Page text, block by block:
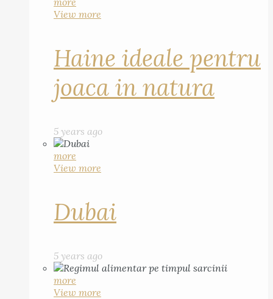
View more
Haine ideale pentru
joaca in natura
5 years ago
more
View more
Dubai
5 years ago
more
View more